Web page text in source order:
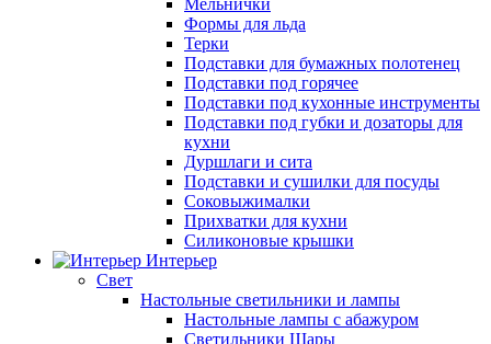
Мельнички
Формы для льда
Терки
Подставки для бумажных полотенец
Подставки под горячее
Подставки под кухонные инструменты
Подставки под губки и дозаторы для
кухни
Дуршлаги и сита
Подставки и сушилки для посуды
Соковыжималки
Прихватки для кухни
Силиконовые крышки
Интерьер
Свет
Настольные светильники и лампы
Настольные лампы с абажуром
Светильники Шары